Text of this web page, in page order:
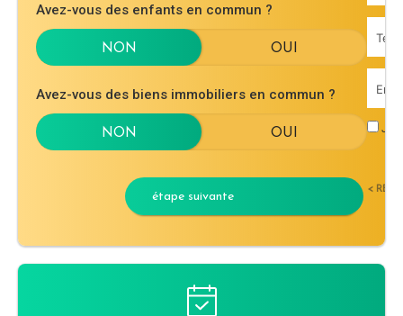
Avez-vous des enfants en commun ?
Avez-vous des biens immobiliers en commun ?
étape suivante <